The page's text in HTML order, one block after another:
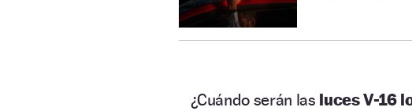
¿Cuándo serán las luces V-16